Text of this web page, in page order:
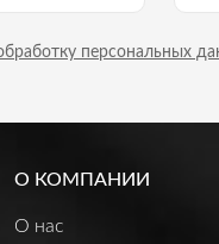
персональных
О КОМПАНИИ
О нас